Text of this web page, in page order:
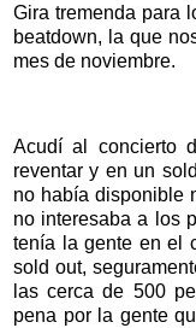
Gira tremenda para
beatdown, la que
mes de noviembre.
Acudí al concierto
reventar y en un
no había disponible
no interesaba a los
tenía la gente en el
sold out,
las cerca de 500
pena por la gente